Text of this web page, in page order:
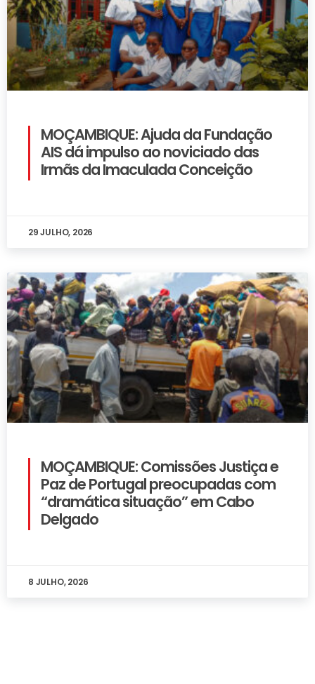
MOÇAMBIQUE: Ajuda da Fundação
AIS dá impulso ao noviciado das
Irmãs da Imaculada Conceição
29 JULHO, 2026
MOÇAMBIQUE: Comissões Justiça e
Paz de Portugal preocupadas com
“dramática situação” em Cabo
Delgado
8 JULHO, 2026